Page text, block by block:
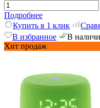
Подробнее
Купить в 1 клик
В избранное
В
Хит продаж